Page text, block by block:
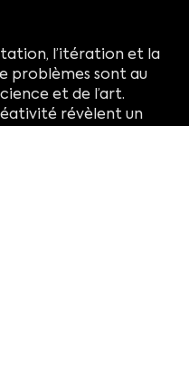
l’itération et la
problèmes sont au
et de l’art.
révèlent un